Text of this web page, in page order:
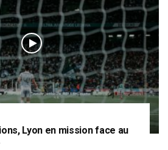
Lyon en mission face au